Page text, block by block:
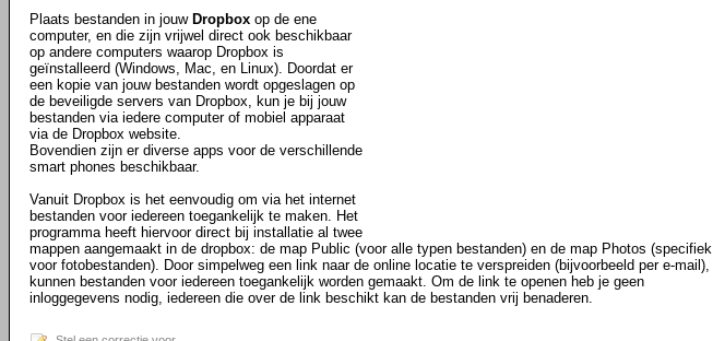
Plaats bestanden in jouw Dropbox op de ene
computer, en die zijn vrijwel direct ook beschikbaar
op andere computers waarop Dropbox is
geïnstalleerd (Windows, Mac, en Linux). Doordat er
een kopie van jouw bestanden wordt opgeslagen op
de beveiligde servers van Dropbox, kun je bij jouw
bestanden via iedere computer of mobiel apparaat
via de Dropbox website.
Bovendien zijn er diverse apps voor de verschillende
smart phones beschikbaar.
Vanuit Dropbox is het eenvoudig om via het internet
bestanden voor iedereen toegankelijk te maken. Het
programma heeft hiervoor direct bij installatie al twee
mappen aangemaakt in de dropbox: de map Public (voor alle typen bestanden) en de map Photos (specifiek
voor fotobestanden). Door simpelweg een link naar de online locatie te verspreiden (bijvoorbeeld per e-mail),
kunnen bestanden voor iedereen toegankelijk worden gemaakt. Om de link te openen heb je geen
inloggegevens nodig, iedereen die over de link beschikt kan de bestanden vrij benaderen.